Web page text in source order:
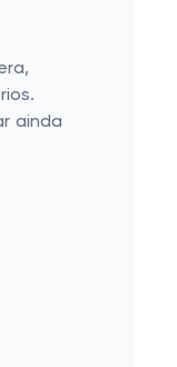
ainda